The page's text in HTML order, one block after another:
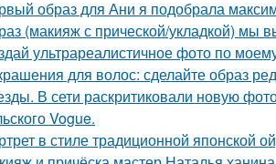
образ для Ани я подобрала
(макияж с прической/укладкой) мы
ультрареалистичное фото по
для волос: сделайте образ
В сети раскритиковали новую
Vogue.
в стиле традиционной японской